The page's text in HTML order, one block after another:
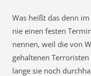
Was heißt das denn
nie einen festen
nennen, weil die von
gehaltenen
lange sie noch